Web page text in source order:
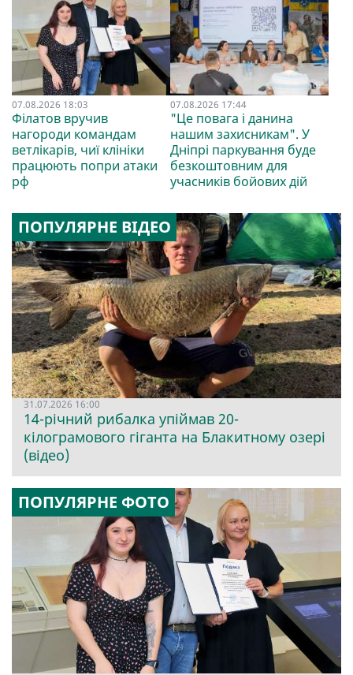
07.08.2026 18:03
Філатов вручив
нагороди командам
ветлікарів, чиї клініки
працюють попри атаки
рф
07.08.2026 17:44
"Це повага і данина
нашим захисникам". У
Дніпрі паркування буде
безкоштовним для
учасників бойових дій
ПОПУЛЯРНЕ ВІДЕО
31.07.2026 16:00
14-річний рибалка упіймав 20-
кілограмового гіганта на Блакитному озері
(відео)
ПОПУЛЯРНЕ ФОТО